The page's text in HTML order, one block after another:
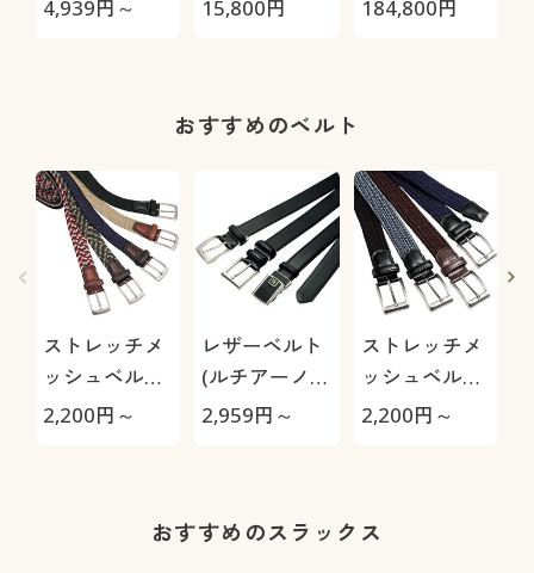
下4丈)
4,939円～ 15,800円
184,800円
おすすめのベルト
ストレッチメ
ッシュベルト/
穴あけ不要 編
2,200円～
レザーベルト
(ルチアーノ
バレンチノ)
2,959円～
ストレッチメ
ッシュベルト
(CUPC)
2,200円～
おすすめのスラックス